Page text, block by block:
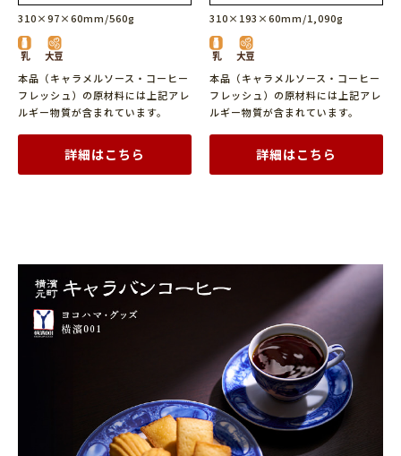
310×97×60mm/560g
本品（キャラメルソース・コーヒー
フレッシュ）の原材料には上記アレ
ルギー物質が含まれています。
詳細はこちら
310×193×60mm/1,090g
本品（キャラメルソース・コーヒー
フレッシュ）の原材料には上記アレ
ルギー物質が含まれています。
詳細はこちら